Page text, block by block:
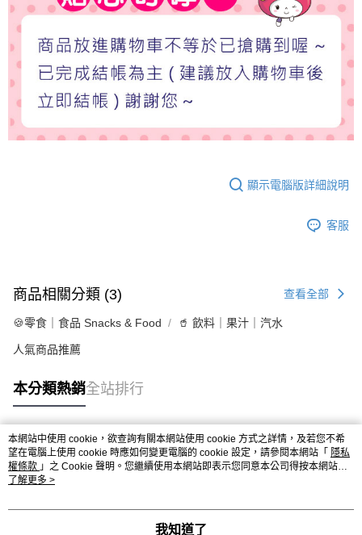
顯示電腦版詳細說明
客服
商品相關分類 (3) 查看全部
🍪零食｜食品 Snacks & Food 🥤 飲料｜果汁｜汽水
人氣商品推薦
本分類熱銷全站排行
熱門標籤
本網站中使用 cookie，欲查詢有關本網站使用 cookie 方式之詳情，及若您不希
望在電腦上使用 cookie 時應如何變更電腦的 cookie 設定，請參閱本網站「 隱私
權條款 」之 Cookie 聲明。您繼續使用本網站即表示您同意本公司得按本網站使
用條款之 Cookie 聲明使用 cookie。
了解更多 >
我知道了